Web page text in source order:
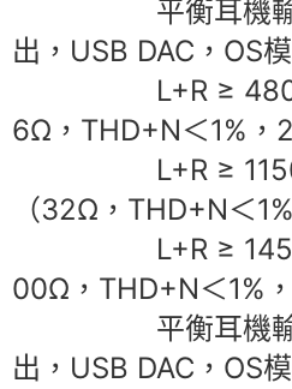
平衡耳機輸出
出，USB DAC，OS
L+R ≥
6Ω，THD+N＜1%，
L+R ≥
（32Ω，THD+N＜
L+R ≥
00Ω，THD+N＜1%
平衡耳機輸出
出，USB DAC，OS模